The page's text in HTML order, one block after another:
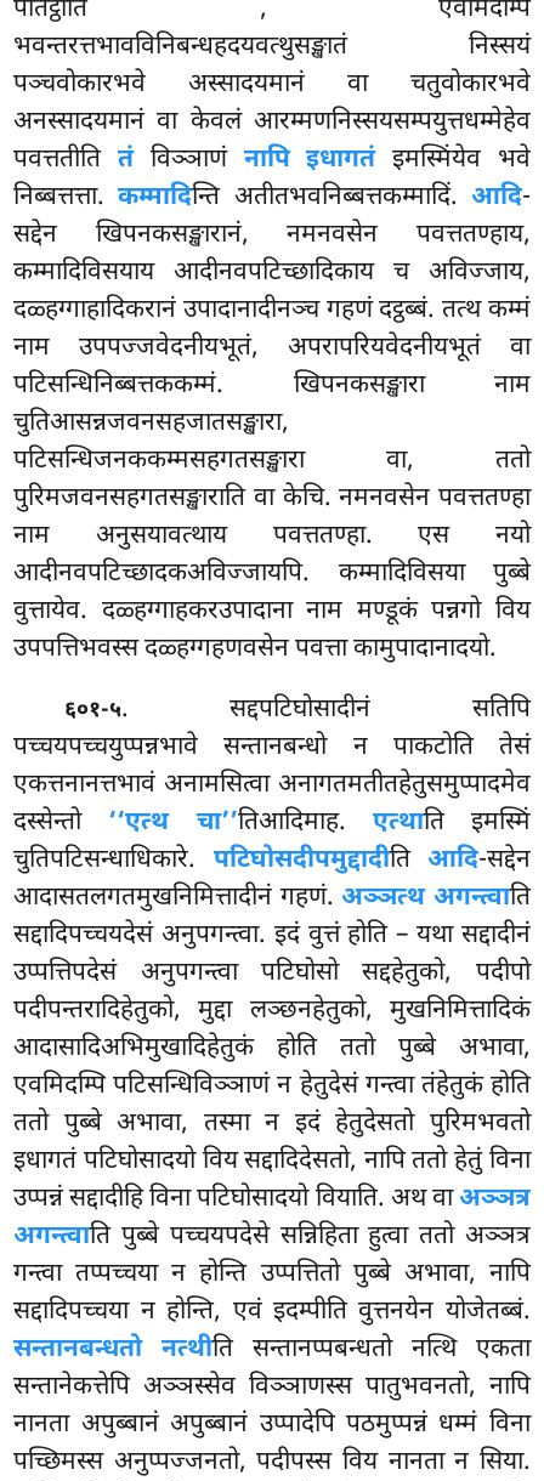
पतिट्ठाति , एवमिदम्पि
भवन्तरत्तभावविनिबन्धहदयवत्थुसङ्खातं निस्सयं
पञ्चवोकारभवे अस्सादयमानं वा चतुवोकारभवे
अनस्सादयमानं वा केवलं आरम्मणनिस्सयसम्पयुत्तधम्मेहेव
पवत्ततीति तंविञ्ञाणं नापि इधागतंइमस्मिंयेव भवे
निब्बत्तत्ता.कम्मादिन्ति अतीतभवनिब्बत्तकम्मादिं. आदि-
सद्देन खिपनकसङ्खारानं, नमनवसेन पवत्ततण्हाय,
कम्मादिविसयाय आदीनवपटिच्छादिकाय च अविज्जाय,
दळ्हग्गाहादिकरानं उपादानादीनञ्च गहणं दट्ठब्बं. तत्थ कम्मं
नाम उपपज्जवेदनीयभूतं, अपरापरियवेदनीयभूतं वा
पटिसन्धिनिब्बत्तककम्मं. खिपनकसङ्खारा नाम
चुतिआसन्नजवनसहजातसङ्खारा,
पटिसन्धिजनककम्मसहगतसङ्खारा वा, ततो
पुरिमजवनसहगतसङ्खाराति वा केचि. नमनवसेन पवत्ततण्हा
नाम अनुसयावत्थाय पवत्ततण्हा. एस नयो
आदीनवपटिच्छादकअविज्जायपि. कम्मादिविसया पुब्बे
वुत्तायेव. दळ्हग्गाहकरउपादाना नाम मण्डूकं पन्नगो विय
उपपत्तिभवस्स दळ्हग्गहणवसेन पवत्ता कामुपादानादयो.
६०१-५. सद्दपटिघोसादीनं सतिपि
पच्चयपच्चयुप्पन्नभावे सन्तानबन्धो न पाकटोति तेसं
एकत्तनानत्तभावं अनामसित्वा अनागतमतीतहेतुसमुप्पादमेव
दस्सेन्तो ‘‘एत्थ चा’’तिआदिमाह. एत्थाति इमस्मिं
चुतिपटिसन्धाधिकारे. पटिघोसदीपमुद्दादीति आदि-सद्देन
आदासतलगतमुखनिमित्तादीनं गहणं.अञ्ञत्थ अगन्त्वाति
सद्दादिपच्चयदेसं अनुपगन्त्वा. इदं वुत्तं होति – यथा सद्दादीनं
उप्पत्तिपदेसं अनुपगन्त्वा पटिघोसो सद्दहेतुको, पदीपो
पदीपन्तरादिहेतुको, मुद्दा लञ्छनहेतुको, मुखनिमित्तादिकं
आदासादिअभिमुखादिहेतुकं होति ततो पुब्बे अभावा,
एवमिदम्पि पटिसन्धिविञ्ञाणं न हेतुदेसं गन्त्वा तंहेतुकं होति
ततो पुब्बे अभावा, तस्मा न इदं हेतुदेसतो पुरिमभवतो
इधागतं पटिघोसादयो विय सद्दादिदेसतो, नापि ततो हेतुं विना
उप्पन्नं सद्दादीहि विना पटिघोसादयो वियाति. अथ वाअञ्ञत्र
अगन्त्वाति पुब्बे पच्चयपदेसे सन्निहिता हुत्वा ततो अञ्ञत्र
गन्त्वा तप्पच्चया न होन्ति उप्पत्तितो पुब्बे अभावा, नापि
सद्दादिपच्चया न होन्ति, एवं इदम्पीति वुत्तनयेन योजेतब्बं.
सन्तानबन्धतो नत्थीति सन्तानप्पबन्धतो नत्थि एकता
सन्तानेकत्तेपि अञ्ञस्सेव विञ्ञाणस्स पातुभवनतो, नापि
नानता अपुब्बानं अपुब्बानं उप्पादेपि पठमुप्पन्नं धम्मं विना
पच्छिमस्स अनुप्पज्जनतो, पदीपस्स विय नानता न सिया.